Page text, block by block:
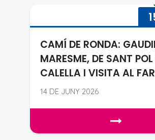
CAMÍ DE
CAMÍ DE RONDA:
MARESME, DE SANT
CALELLA I VISITA AL FAR
14 DE JUNY 2026
CAMÍ DE